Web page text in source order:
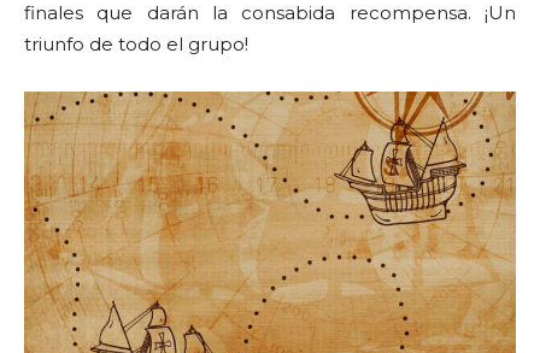
finales que darán la consabida recompensa. ¡Un
triunfo de todo el grupo!